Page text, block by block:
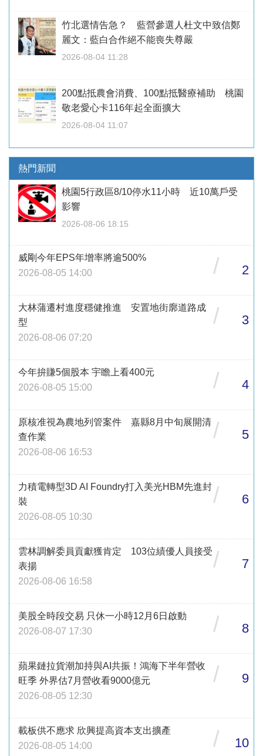
竹北選情告急？ 藍營參選人杜文中致信鄭
麗文：藍白合作絕不能喪失尊嚴
2026-08-04 11:28
200點抵農會消費、100點抵醫療補助 桃園
敬老愛心卡116年起全面擴大
2026-08-04 11:07
熱門新聞
桃園5行政區8/10停水11小時 近10萬戶受
影響
2026-08-06 18:15
威剛今年EPS年增率將逾500%
2026-08-05 14:00
/ 2
大林蒲遷村進度穩健推進 安置地街廓道路成
型
2026-08-06 07:20
/ 3
今年拚賺5個股本 宇瞻上看400元
2026-08-05 15:00
/ 4
原核准視為農地列管案件 嘉縣8月中旬展開清
查作業
2026-08-06 16:53
/ 5
力積電轉型3D AI Foundry打入美光HBM先進封
裝
2026-08-05 10:30
/ 6
雲林調解委員貢獻獲肯定 103位績優人員接受
表揚
2026-08-06 16:58
/ 7
美股全時段交易 只休一小時12月6日啟動
2026-08-07 17:30
/ 8
蘋果鏈拉貨潮加持與AI共振！鴻海下半年營收
旺季 外界估7月營收看9000億元
2026-08-05 12:30
/ 9
載板供不應求 欣興提高資本支出擴產
2026-08-05 14:00
/ 10